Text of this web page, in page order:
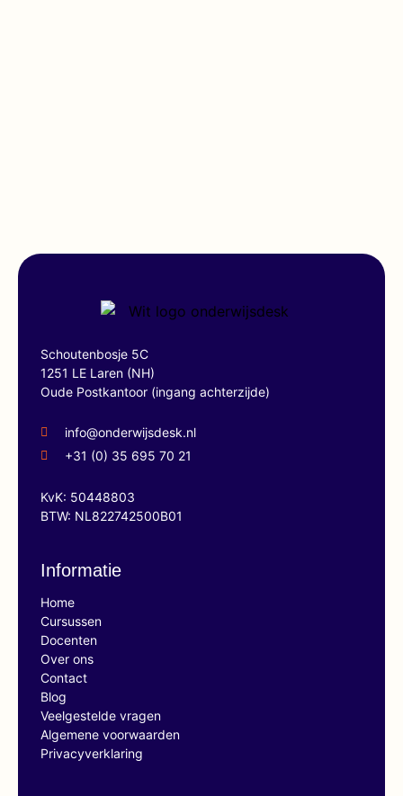
Schoutenbosje 5C
1251 LE Laren (NH)
Oude Postkantoor (ingang achterzijde)
info@onderwijsdesk.nl
+31 (0) 35 695 70 21
KvK: 50448803
BTW: NL822742500B01
Informatie
Home
Cursussen
Docenten
Over ons
Contact
Blog
Veelgestelde vragen
Algemene voorwaarden
Privacyverklaring